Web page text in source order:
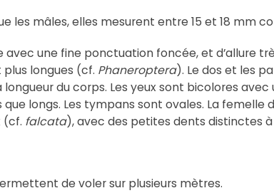
les mâles, elles mesurent entre 15 et 18 mm
avec une fine ponctuation foncée, et d’allure
longues (cf. Phaneroptera). Le dos et les
du corps. Les yeux sont bicolores
longs. Les tympans sont ovales. La femelle
(cf. falcata), avec des petites dents distinctes à
de voler sur plusieurs mètres.